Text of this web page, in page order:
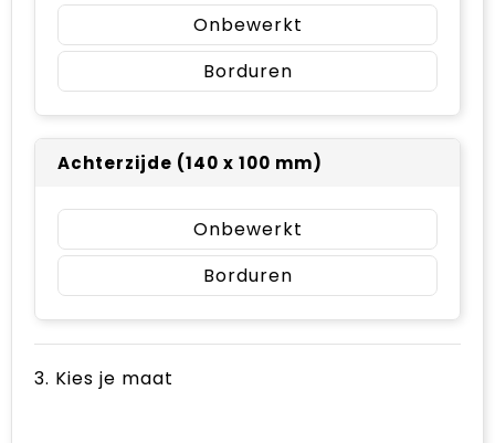
Onbewerkt
Borduren
Achterzijde (140 x 100 mm)
Onbewerkt
Borduren
3. Kies je maat